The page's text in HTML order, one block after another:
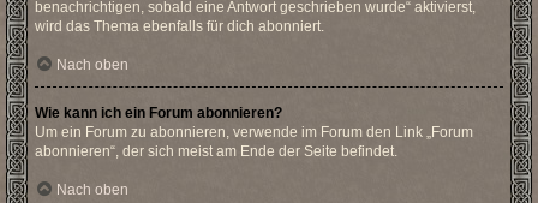
benachrichtigen, sobald eine Antwort geschrieben wurde“ aktivierst,
wird das Thema ebenfalls für dich abonniert.
Nach oben
Wie kann ich ein Forum abonnieren?
Um ein Forum zu abonnieren, verwende im Forum den Link „Forum
abonnieren“, der sich meist am Ende der Seite befindet.
Nach oben